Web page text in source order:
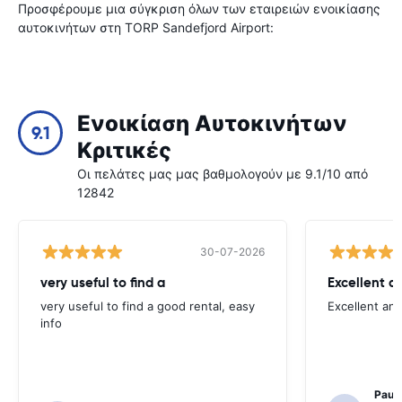
Προσφέρουμε μια σύγκριση όλων των εταιρειών ενοικίασης
αυτοκινήτων στη TORP Sandefjord Airport:
9.1
Ενοικίαση Αυτοκινήτων
Κριτικές
Οι πελάτες μας μας βαθμολογούν με 9.1/10 από
12842
30-07-2026
very useful to find a
very useful to find a good rental, easy
info
Excellent
Excellent
Paul